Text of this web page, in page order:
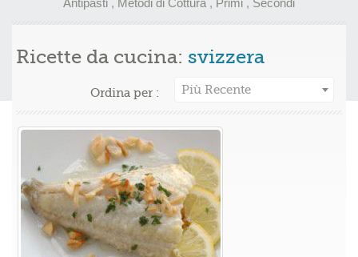
Antipasti , Metodi di Cottura , Primi , Secondi
Ricette da cucina: svizzera
Ordina per : Più Recente